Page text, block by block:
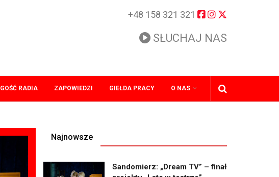
+48 158 321 321
SŁUCHAJ NAS
GOŚĆ RADIA ZAPOWIEDZI GIEŁDA PRACY O NAS
Najnowsze
Sandomierz: „Dream TV” – finał